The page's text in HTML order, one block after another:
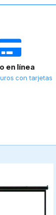
en línea
con tarjetas